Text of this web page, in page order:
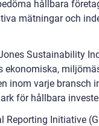
hållbara
mätningar och
Sustainability
ekonomiska,
inom varje bransch
för hållbara
Reporting Initiative